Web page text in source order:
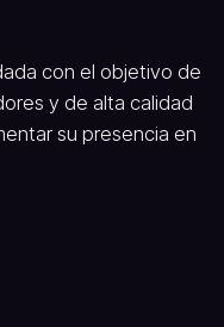
con el objetivo de
y de alta calidad
su presencia en